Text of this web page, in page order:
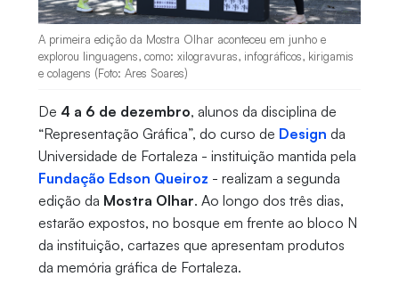
A primeira edição da Mostra Olhar aconteceu em junho e
explorou linguagens, como: xilogravuras, infográficos, kirigamis
e colagens (Foto: Ares Soares)
De 4 a 6 de dezembro, alunos da disciplina de
“Representação Gráfica”, do curso de Design da
Universidade de Fortaleza - instituição mantida pela
Fundação Edson Queiroz - realizam a segunda
edição da Mostra Olhar. Ao longo dos três dias,
estarão expostos, no bosque em frente ao bloco N
da instituição, cartazes que apresentam produtos
da memória gráfica de Fortaleza.